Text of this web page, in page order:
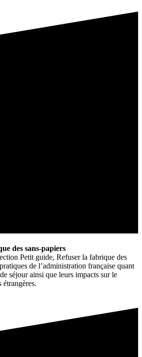
des sans-papiers
Petit guide, Refuser la fabrique des
de l’administration française quant
séjour ainsi que leurs impacts sur le
étrangères.